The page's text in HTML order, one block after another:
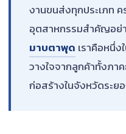
งานขนส่งทุกประเภท
อุตสาหกรรมสำคัญอย่
มาบตาพุด เราคือหนึ่ง
วางใจจากลูกค้าทั้งภา
ก่อสร้างในจังหวัดระย